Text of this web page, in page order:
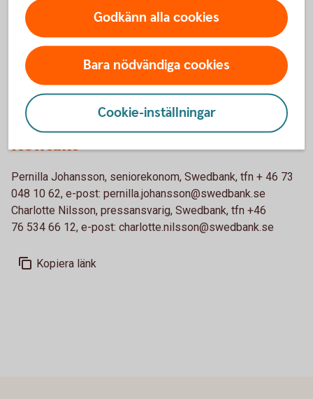
Örebro, den senare med Karlskoga i spetsen, har
försvarssektorn stått för 50 procent eller mer av
sysselsättningsuppgången sedan 2021, säger Pernilla
Johansson.
För rapporten i sin helhet, se bilaga eller besök,
www.swedbank.se/sru.
Kontakt
Pernilla Johansson, seniorekonom, Swedbank, tfn + 46 73
048 10 62, e-post: pernilla.johansson@swedbank.se
Charlotte Nilsson, pressansvarig, Swedbank, tfn +46
76 534 66 12, e-post: charlotte.nilsson@swedbank.se
Kopiera länk
Godkänn alla cookies
Bara nödvändiga cookies
Cookie-inställningar